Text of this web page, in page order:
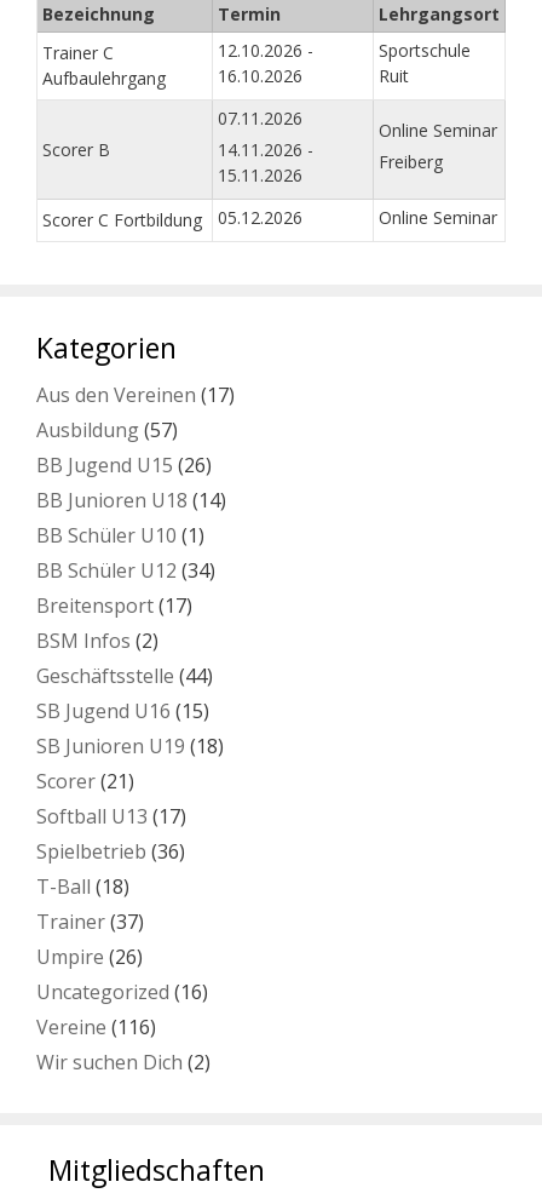
Bezeichnung Termin
Lehrgangsort
Trainer C
Aufbaulehrgang
12.10.2026 -
16.10.2026
Sportschule
Ruit
Scorer B
07.11.2026
14.11.2026 -
15.11.2026
Online Seminar
Freiberg
Scorer C Fortbildung 05.12.2026 Online Seminar
Kategorien
Aus den Vereinen (17)
Ausbildung(57)
BB Jugend U15 (26)
BB Junioren U18 (14)
BB Schüler U10 (1)
BB Schüler U12 (34)
Breitensport(17)
BSM Infos (2)
Geschäftsstelle (44)
SB Jugend U16 (15)
SB Junioren U19 (18)
Scorer(21)
Softball U13 (17)
Spielbetrieb (36)
T-Ball (18)
Trainer(37)
Umpire (26)
Uncategorized (16)
Vereine (116)
Wir suchen Dich (2)
Mitgliedschaften